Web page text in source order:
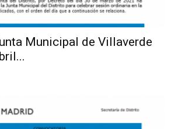
Municipal de Villaverde